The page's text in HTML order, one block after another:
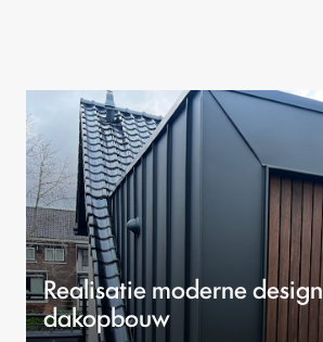
Realisatie moderne design
dakopbouw